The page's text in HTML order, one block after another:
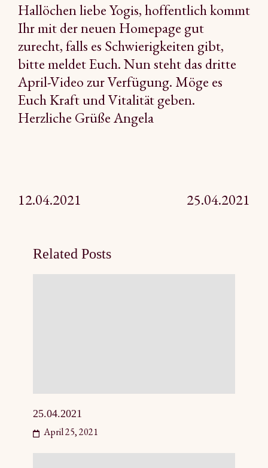
Hallöchen liebe Yogis, hoffentlich kommt
Ihr mit der neuen Homepage gut
zurecht, falls es Schwierigkeiten gibt,
bitte meldet Euch. Nun steht das dritte
April-Video zur Verfügung. Möge es
Euch Kraft und Vitalität geben.
Herzliche Grüße Angela
Beitragsnavigation
12.04.2021 25.04.2021
Related Posts
25.04.2021
April 25, 2021